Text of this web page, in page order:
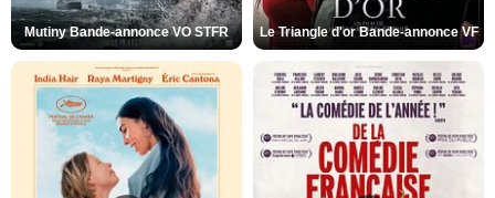
Mutiny Bande-annonce VO STFR Le Triangle d'or Bande-annonce VF